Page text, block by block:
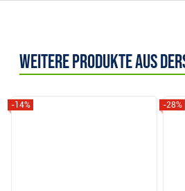
Weitere Produkte aus
-14% -28%